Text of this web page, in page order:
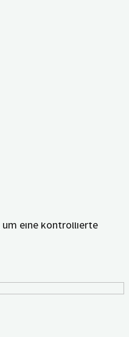
erinnern. Wenn Sie auf
um eine kontrollierte